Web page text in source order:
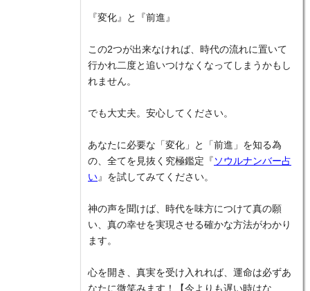
『変化』と『前進』
この2つが出来なければ、時代の流れに置いて
行かれ二度と追いつけなくなってしまうかもし
れません。
でも大丈夫。安心してください。
あなたに必要な「変化」と「前進」を知る為
の、全てを見抜く究極鑑定『 ソウルナンバー占
い 』を試してみてください。
神の声を聞けば、時代を味方につけて真の願
い、真の幸せを実現させる確かな方法がわかり
ます。
心を開き、真実を受け入れれば、運命は必ずあ
なたに微笑みます！【今よりも遅い時はな